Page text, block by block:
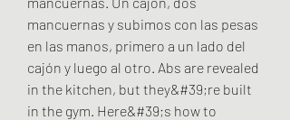
mancuernas y subimos con las pesas
en las manos, primero a un lado del
cajón y luego al otro. Abs are revealed
in the kitchen, but they&#39;re built
in the gym. Here&#39;s how to